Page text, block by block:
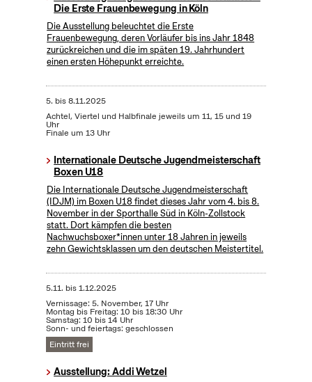
Die Erste Frauenbewegung in Köln
Die Ausstellung beleuchtet die Erste
Frauenbewegung, deren Vorläufer bis ins Jahr 1848
zurückreichen und die im späten 19. Jahrhundert
einen ersten Höhepunkt erreichte.
5. bis8.11.2025
Achtel, Viertel und Halbfinale jeweils um 11, 15 und 19
Uhr
Finale um 13 Uhr
Internationale Deutsche Jugendmeisterschaft
Boxen U18
Die Internationale Deutsche Jugendmeisterschaft
(IDJM) im Boxen U18 findet dieses Jahr vom 4. bis 8.
November in der Sporthalle Süd in Köln-Zollstock
statt. Dort kämpfen die besten
Nachwuchsboxer*innen unter 18 Jahren in jeweils
zehn Gewichtsklassen um den deutschen Meistertitel.
5.11. bis1.12.2025
Vernissage: 5. November, 17 Uhr
Montag bis Freitag: 10 bis 18:30 Uhr
Samstag: 10 bis 14 Uhr
Sonn- und feiertags: geschlossen
Eintritt frei
Ausstellung: Addi Wetzel